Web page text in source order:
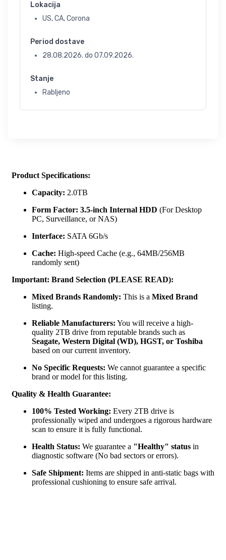
Lokacija
US, CA, Corona
Period dostave
28.08.2026. do 07.09.2026.
Stanje
Rabljeno